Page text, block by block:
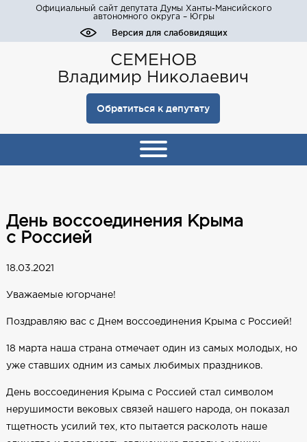
Официальный сайт депутата Думы Ханты-Мансийского
автономного округа – Югры
Версия для слабовидящих
СЕМЕНОВ
Владимир Николаевич
Обратиться к депутату
День воссоединения Крыма
с Россией
18.03.2021
Уважаемые югорчане!
Поздравляю вас с Днем воссоединения Крыма с Россией!
18 марта наша страна отмечает один из самых молодых, но
уже ставших одним из самых любимых праздников.
День воссоединения Крыма с Россией стал символом
нерушимости вековых связей нашего народа, он показал
тщетность усилий тех, кто пытается расколоть наше